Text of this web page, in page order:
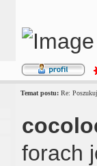
Temat postu: Re:
forach